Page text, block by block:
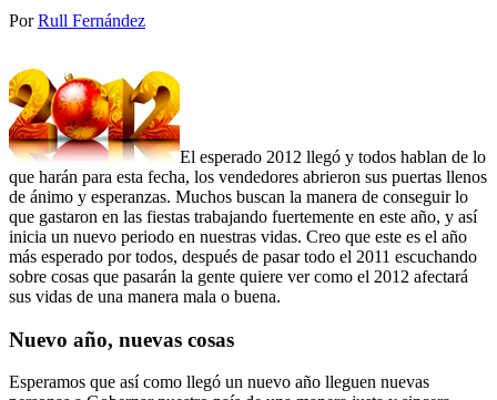
PorRull Fernández
El esperado 2012 llegó y todos hablan de lo
que harán para esta fecha, los vendedores abrieron sus puertas llenos
de ánimo y esperanzas. Muchos buscan la manera de conseguir lo
que gastaron en las fiestas trabajando fuertemente en este año, y así
inicia un nuevo periodo en nuestras vidas. Creo que este es el año
más esperado por todos, después de pasar todo el 2011 escuchando
sobre cosas que pasarán la gente quiere ver como el 2012 afectará
sus vidas de una manera mala o buena.
Nuevo año, nuevas cosas
Esperamos que así como llegó un nuevo año lleguen nuevas